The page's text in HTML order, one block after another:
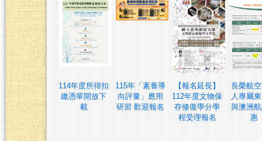
114年度所得扣
繳憑單開放下
載
115年「素養導
向評量」應用
研習 歡迎報名
【報名延長】
112年度文物保
存修復學分學
程受理報名
長榮航
人專屬
與澳洲
惠